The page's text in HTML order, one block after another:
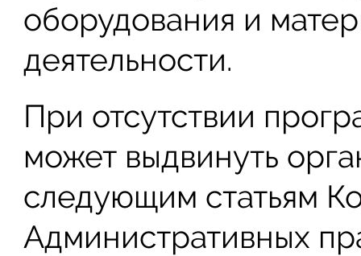
оборудования и
деятельности.
При отсутствии
может выдвинуть
следующим статьям
Административных